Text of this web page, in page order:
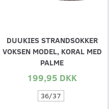
DUUKIES STRANDSOKKER
VOKSEN MODEL, KORAL MED
PALME
199,95 DKK
36/37